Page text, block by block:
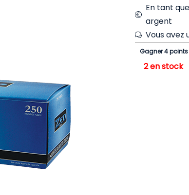
En tant
argent
Vous avez
Gagner 4 points
2 en stock